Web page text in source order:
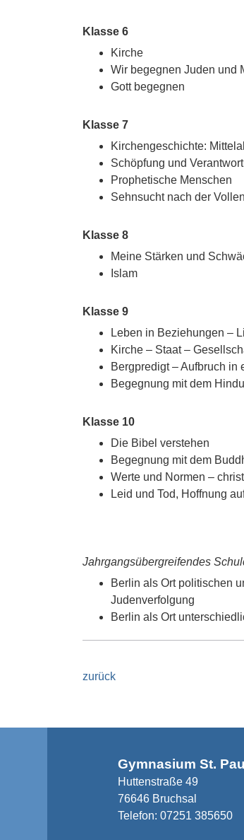
Klasse 6
Kirche
Wir begegnen Juden und
Gott begegnen
Klasse 7
Kirchengeschichte:
Schöpfung und
Prophetische Menschen
Sehnsucht nach der
Klasse 8
Meine Stärken und
Islam
Klasse 9
Leben in Beziehungen –
Kirche – Staat –
Bergpredigt – Aufbruch in
Begegnung mit dem
Klasse 10
Die Bibel verstehen
Begegnung mit dem
Werte und Normen –
Leid und Tod, Hoffnung
Jahrgangsübergreifendes
Berlin als Ort politischen
Judenverfolgung
Berlin als Ort
zurück
Gymnasium St.
Huttenstraße 49
76646 Bruchsal
Telefon: 07251 385650